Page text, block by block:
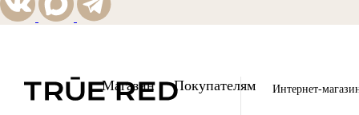
Магазин Покупателям Интернет-